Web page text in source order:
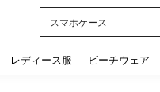
スマホケース
レディース服 ビーチウェア